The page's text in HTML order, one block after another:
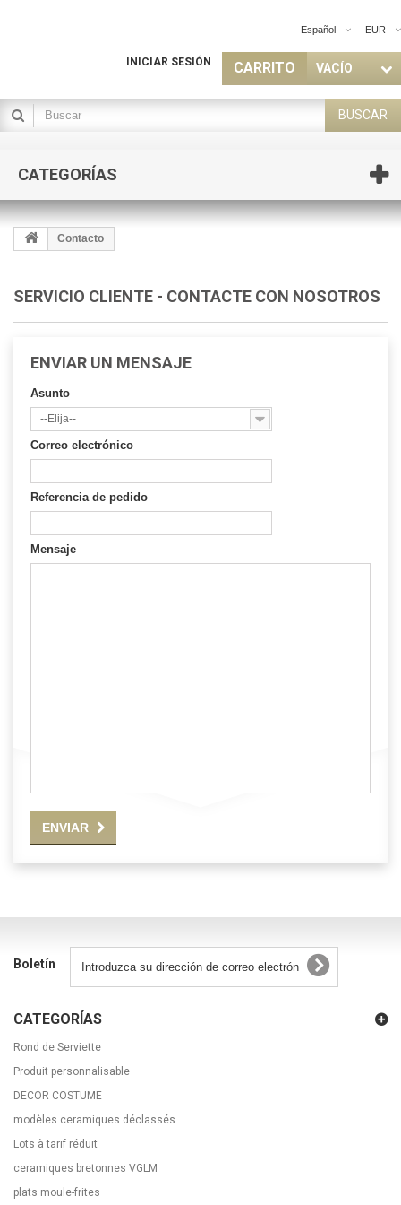
EUR
Español
CARRITO VACÍO
INICIAR SESIÓN
BUSCAR
CATEGORÍAS
Contacto
SERVICIO CLIENTE - CONTACTE CON NOSOTROS
ENVIAR UN MENSAJE
Asunto
--Elija--
Correo electrónico
Referencia de pedido
Mensaje
ENVIAR
Boletín
CATEGORÍAS
Rond de Serviette
Produit personnalisable
DECOR COSTUME
modèles ceramiques déclassés
Lots à tarif réduit
ceramiques bretonnes VGLM
plats moule-frites